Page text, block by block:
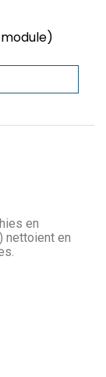
en
nettoient en